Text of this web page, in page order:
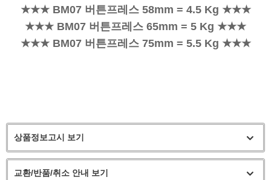
★★★ BM07 버튼프레스 58mm = 4.5 Kg ★★★
★★★ BM07 버튼프레스 65mm = 5 Kg ★★★
★★★ BM07 버튼프레스 75mm = 5.5 Kg ★★★
상품정보고시 보기
교환/반품/취소 안내 보기